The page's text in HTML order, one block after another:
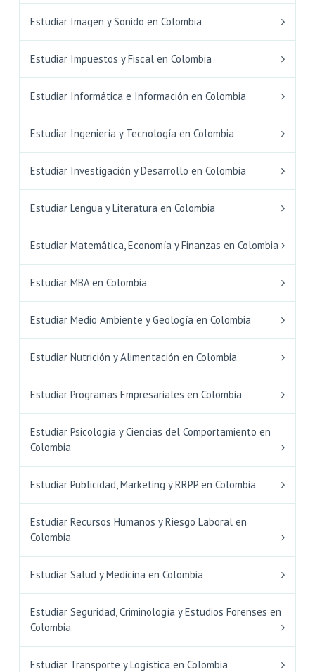
Estudiar Imagen y Sonido en Colombia
Estudiar Impuestos y Fiscal en Colombia
Estudiar Informática e Información en Colombia
Estudiar Ingeniería y Tecnología en Colombia
Estudiar Investigación y Desarrollo en Colombia
Estudiar Lengua y Literatura en Colombia
Estudiar Matemática, Economía y Finanzas en Colombia
Estudiar MBA en Colombia
Estudiar Medio Ambiente y Geología en Colombia
Estudiar Nutrición y Alimentación en Colombia
Estudiar Programas Empresariales en Colombia
Estudiar Psicología y Ciencias del Comportamiento en
Colombia
Estudiar Publicidad, Marketing y RRPP en Colombia
Estudiar Recursos Humanos y Riesgo Laboral en
Colombia
Estudiar Salud y Medicina en Colombia
Estudiar Seguridad, Criminología y Estudios Forenses en
Colombia
Estudiar Transporte y Logística en Colombia